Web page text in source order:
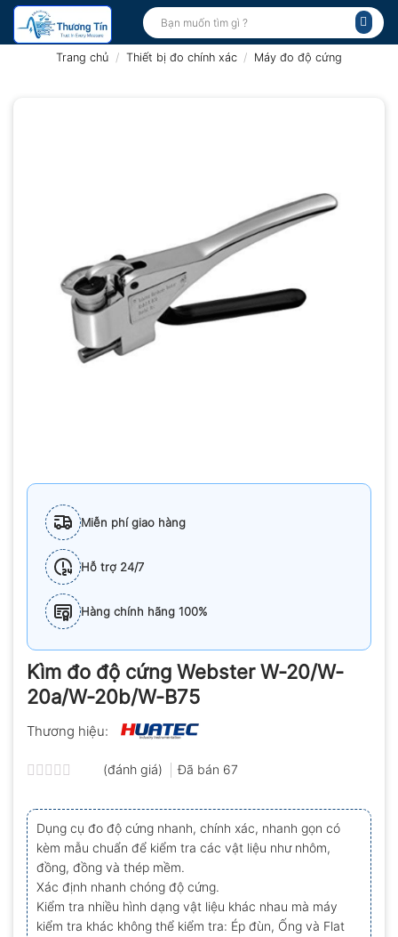
Bỏ
qua
Tìm
kiếm:
Trang chủ / Thiết bị đo chính xác / Máy đo độ cứng
Miễn phí giao hàng
Hỗ trợ 24/7
Hàng chính hãng 100%
Kìm đo độ cứng Webster W-20/W-
20a/W-20b/W-B75
Thương hiệu:
xếp
hạng
0.0
5
sao
(đánh giá) Đã bán 67
Dụng cụ đo độ cứng nhanh, chính xác, nhanh gọn có
kèm mẫu chuẩn để kiểm tra các vật liệu như nhôm,
đồng, đồng và thép mềm.
Xác định nhanh chóng độ cứng.
Kiểm tra nhiều hình dạng vật liệu khác nhau mà máy
kiểm tra khác không thể kiểm tra: Ép đùn, Ống và Flat